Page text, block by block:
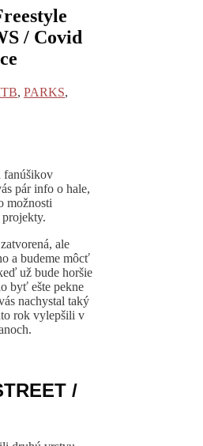
JAZDCA
/ Covid
, PARKS,
fanúšikov
pár info o hale,
možnosti
ale
a budeme môcť
už bude horšie
byť ešte pekne
nachystal taký
rok vylepšili v
/